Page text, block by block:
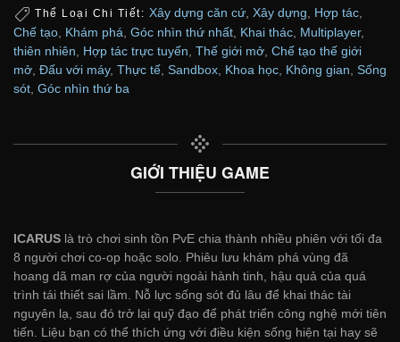
Thể Loại Chi Tiết: Xây dựng căn cứ, Xây dựng, Hợp tác,
Chế tạo Khám phá Góc nhìn thứ nhất Khai thác Multiplayer,
thiên nhiên
Hợp tác trực tuyến Thế giới mở Chế tạo thế giới
mở Đấu với máy, Thực tế Sandbox Khoa học Không gian Sống
sót Góc nhìn thứ ba
GIỚI THIỆU GAME
ICARUS là trò chơi sinh tồn PvE chia thành nhiều phiên với tối đa
8 người chơi co-op hoặc solo. Phiêu lưu khám phá vùng đã
hoang dã man rợ của người ngoài hành tinh, hậu quả của quá
trình tái thiết sai lầm. Nỗ lực sống sót đủ lâu để khai thác tài
nguyên lạ, sau đó trở lại quỹ đạo để phát triển công nghệ mới tiên
tiến. Liệu bạn có thể thích ứng với điều kiện sống hiện tại hay sẽ